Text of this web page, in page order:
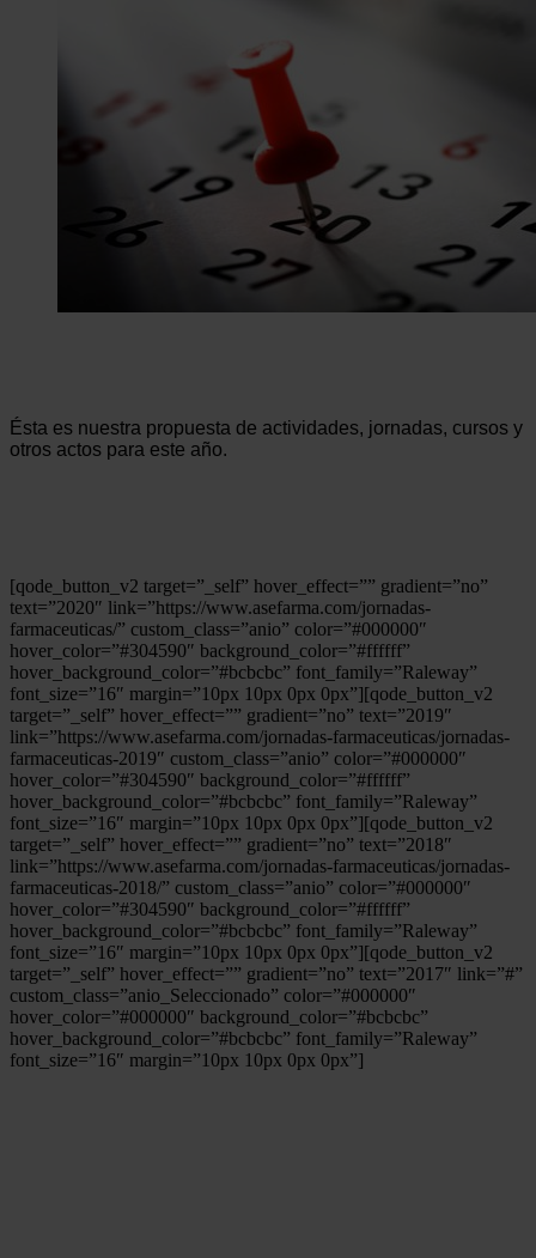
Ésta es nuestra propuesta de actividades, jornadas, cursos y
otros actos para este año.
[qode_button_v2 target=”_self” hover_effect=”” gradient=”no”
text=”2020″ link=”https://www.asefarma.com/jornadas-
farmaceuticas/” custom_class=”anio” color=”#000000″
hover_color=”#304590″ background_color=”#ffffff”
hover_background_color=”#bcbcbc” font_family=”Raleway”
font_size=”16″ margin=”10px 10px 0px 0px”][qode_button_v2
target=”_self” hover_effect=”” gradient=”no” text=”2019″
link=”https://www.asefarma.com/jornadas-farmaceuticas/jornadas-
farmaceuticas-2019″ custom_class=”anio” color=”#000000″
hover_color=”#304590″ background_color=”#ffffff”
hover_background_color=”#bcbcbc” font_family=”Raleway”
font_size=”16″ margin=”10px 10px 0px 0px”][qode_button_v2
target=”_self” hover_effect=”” gradient=”no” text=”2018″
link=”https://www.asefarma.com/jornadas-farmaceuticas/jornadas-
farmaceuticas-2018/” custom_class=”anio” color=”#000000″
hover_color=”#304590″ background_color=”#ffffff”
hover_background_color=”#bcbcbc” font_family=”Raleway”
font_size=”16″ margin=”10px 10px 0px 0px”][qode_button_v2
target=”_self” hover_effect=”” gradient=”no” text=”2017″ link=”#”
custom_class=”anio_Seleccionado” color=”#000000″
hover_color=”#000000″ background_color=”#bcbcbc”
hover_background_color=”#bcbcbc” font_family=”Raleway”
font_size=”16″ margin=”10px 10px 0px 0px”]